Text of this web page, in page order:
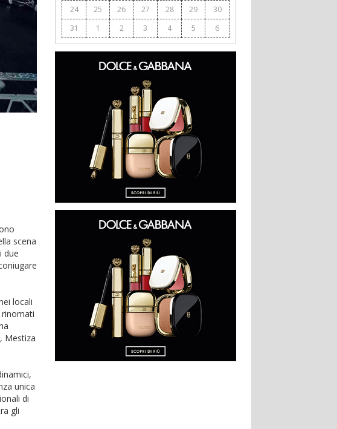
scena
due
locali
rinomati
Mestiza
unica
di
gli
24
25 26 27 28 29
30
31
1 2 3 4 5 6